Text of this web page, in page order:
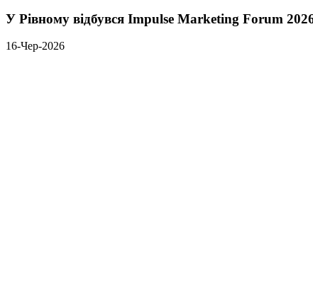
У Рівному відбувся Impulse Marketing Forum
16-Чер-2026